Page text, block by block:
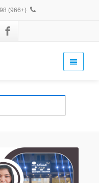
(+966) 0553610998